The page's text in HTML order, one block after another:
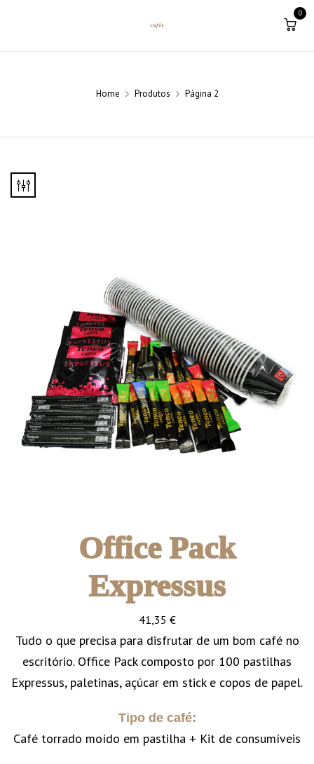
0
Home Produtos Página 2
Office Pack
Expressus
41,35 €
Tudo o que precisa para disfrutar de um bom café no
escritório. Office Pack composto por 100 pastilhas
Expressus, paletinas, açúcar em stick e copos de papel.
Tipo de café:
Café torrado moído em pastilha + Kit de consumíveis